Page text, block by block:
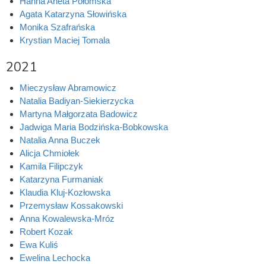
Agata Katarzyna Słowińska
Monika Szafrańska
Krystian Maciej Tomala
2021
Mieczysław Abramowicz
Natalia Badiyan-Siekierzycka
Martyna Małgorzata Badowicz
Jadwiga Maria Bodzińska-Bobkowska
Natalia Anna Buczek
Alicja Chmiołek
Kamila Filipczyk
Katarzyna Furmaniak
Klaudia Kluj-Kozłowska
Przemysław Kossakowski
Anna Kowalewska-Mróz
Robert Kozak
Ewa Kuliś
Ewelina Lechocka